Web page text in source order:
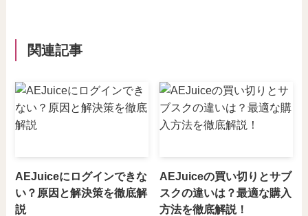
関連記事
AEJuiceにログインできな
い？原因と解決策を徹底解
説
AEJuiceの買い切りとサブ
スクの違いは？最適な購入
方法を徹底解説！